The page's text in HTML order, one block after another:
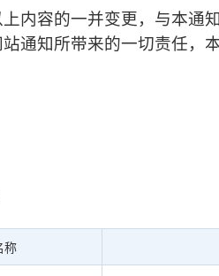
内容的一并变更，与本通
通知所带来的一切责任，
称